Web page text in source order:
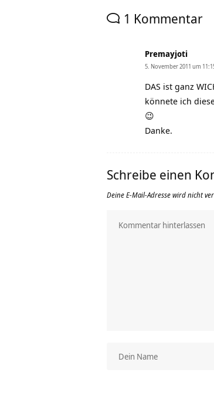
1 Kommentar
Premayjoti
5. November 2011 um
DAS ist ganz
könnete ich
😉
Danke.
Schreibe einen
Deine E-Mail-Adresse wird nicht